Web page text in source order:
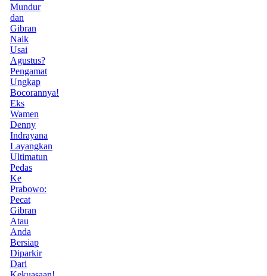
Mundur
dan
Gibran
Naik
Usai
Agustus?
Pengamat
Ungkap
Bocorannya!
Eks
Wamen
Denny
Indrayana
Layangkan
Ultimatun
Pedas
Ke
Prabowo:
Pecat
Gibran
Atau
Anda
Bersiap
Diparkir
Dari